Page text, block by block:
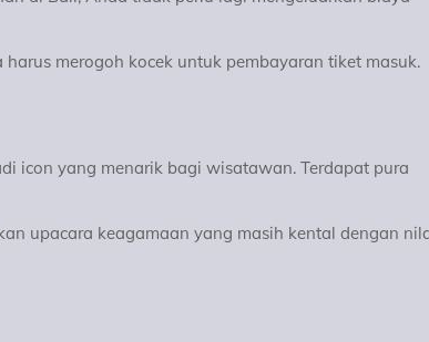
merogoh kocek untuk pembayaran tiket masuk.
icon yang menarik bagi wisatawan. Terdapat pura
upacara keagamaan yang masih kental dengan